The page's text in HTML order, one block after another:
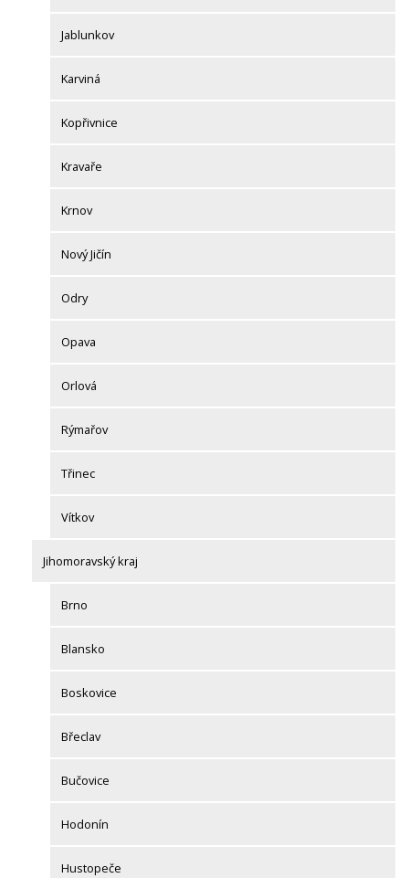
Jablunkov
Karviná
Kopřivnice
Kravaře
Krnov
Nový Jičín
Odry
Opava
Orlová
Rýmařov
Třinec
Vítkov
Jihomoravský kraj
Brno
Blansko
Boskovice
Břeclav
Bučovice
Hodonín
Hustopeče